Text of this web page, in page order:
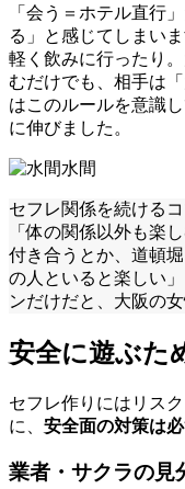
「会う＝ホテル直行
る」と感じてしまい
軽く飲みに行ったり
むだけでも、相手は
はこのルールを意識
に伸びました。
水間
セフレ関係を続ける
「体の関係以外も楽
付き合うとか、道頓
の人といると楽しい
ンだけだと、大阪の
安全に遊ぶた
セフレ作りにはリス
に、 安全面の対策は
業者・サクラの見